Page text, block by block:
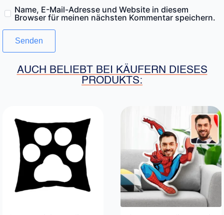
Name, E-Mail-Adresse und Website in diesem
Browser für meinen nächsten Kommentar speichern.
AUCH BELIEBT BEI KÄUFERN DIESES
PRODUKTS: